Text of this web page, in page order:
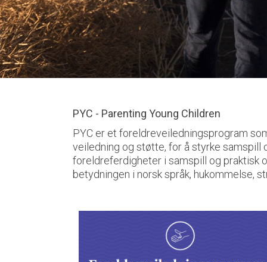
PYC - Parenting Young Children
PYC er et foreldreveiledningsprogram
veiledning og støtte, for å styrke
foreldreferdigheter i samspill og praktisk
betydningen i norsk språk, hukommelse,